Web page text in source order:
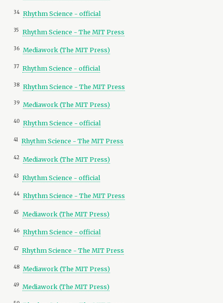
34 Rhythm Science - official
35 Rhythm Science - The MIT Press
36 Mediawork (The MIT Press)
37 Rhythm Science - official
38 Rhythm Science - The MIT Press
39 Mediawork (The MIT Press)
40 Rhythm Science - official
41 Rhythm Science - The MIT Press
42 Mediawork (The MIT Press)
43 Rhythm Science - official
44 Rhythm Science - The MIT Press
45 Mediawork (The MIT Press)
46 Rhythm Science - official
47 Rhythm Science - The MIT Press
48 Mediawork (The MIT Press)
49 Mediawork (The MIT Press)